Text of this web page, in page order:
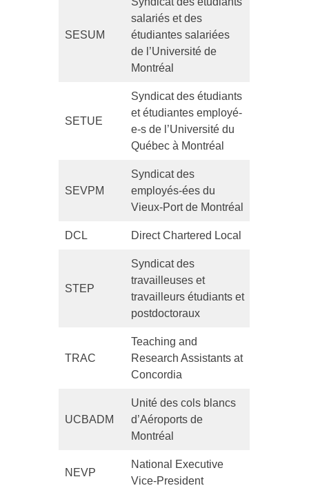
SESUM
salariés et des
étudiantes salariées
de l’Université de
Montréal
SETUE
Syndicat des étudiants
et étudiantes employé-
e-s de l’Université du
Québec à Montréal
SEVPM
Syndicat des
employés-ées du
Vieux-Port de Montréal
DCL Direct Chartered Local
STEP
Syndicat des
travailleuses et
travailleurs étudiants et
postdoctoraux
TRAC
Teaching and
Research Assistants at
Concordia
UCBADM
Unité des cols blancs
d’Aéroports de
Montréal
NEVP
National Executive
Vice-President